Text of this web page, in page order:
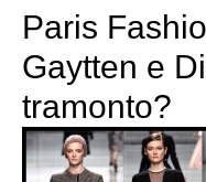
Paris
Gaytten e
tramonto?